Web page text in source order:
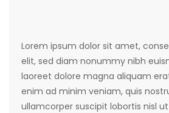
Lorem ipsum dolor sit amet,
elit, sed diam nonummy nibh
laoreet dolore magna aliquam
enim ad minim veniam, quis
ullamcorper suscipit lobortis nisl